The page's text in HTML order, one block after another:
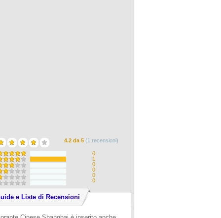
4.2da 5 (1 recensioni)
0
1
0
0
0
0
e Liste di Recensioni